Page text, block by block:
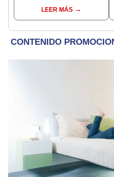
hubiéramos salido”
LEER MÁS